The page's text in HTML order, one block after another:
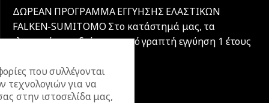
ΔΩΡΕΑΝ ΠΡΟΓΡΑΜΜΑ ΕΓΓΥΗΣΗΣ ΕΛΑΣΤΙΚΩΝ
FALKEN-SUMITOMO Στο κατάστημά μας, τα
ελαστικά συνοδεύονται από γραπτή εγγύηση 1 έτους
που συλλέγονται
τεχνολογιών για να
στην ιστοσελίδα μας,